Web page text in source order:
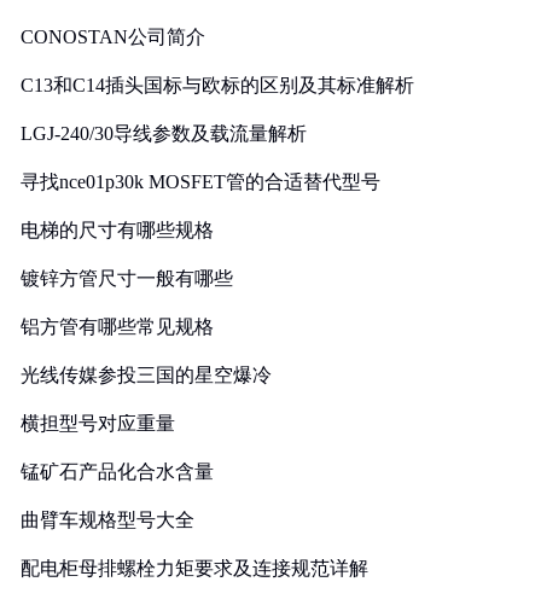
CONOSTAN公司简介
C13和C14插头国标与欧标的区别及其标准解析
LGJ-240/30导线参数及载流量解析
寻找nce01p30k MOSFET管的合适替代型号
电梯的尺寸有哪些规格
镀锌方管尺寸一般有哪些
铝方管有哪些常见规格
光线传媒参投三国的星空爆冷
横担型号对应重量
锰矿石产品化合水含量
曲臂车规格型号大全
配电柜母排螺栓力矩要求及连接规范详解